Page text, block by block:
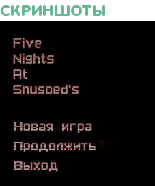
СКРИНШОТЫ